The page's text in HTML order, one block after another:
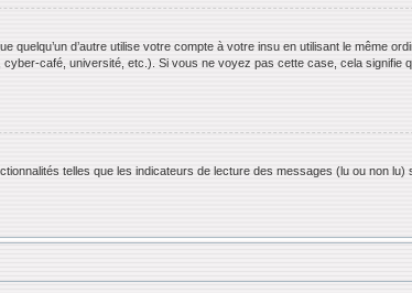
d’autre utilise votre compte à votre insu en utilisant le même
café, université, etc.). Si vous ne voyez pas cette case, cela signifie
telles que les indicateurs de lecture des messages (lu ou non lu)